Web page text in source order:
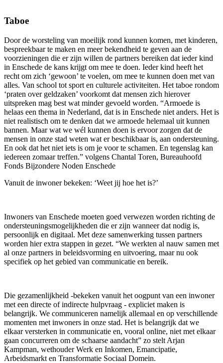
Taboe
Door de worsteling van moeilijk rond kunnen komen, met kinderen,
bespreekbaar te maken en meer bekendheid te geven aan de
voorzieningen die er zijn willen de partners bereiken dat ieder kind
in Enschede de kans krijgt om mee te doen. Ieder kind heeft het
recht om zich ‘gewoon’ te voelen, om mee te kunnen doen met van
alles. Van school tot sport en culturele activiteiten. Het taboe rondom
‘praten over geldzaken’ voorkomt dat mensen zich hierover
uitspreken mag best wat minder gevoeld worden. “Armoede is
helaas een thema in Nederland, dat is in Enschede niet anders. Het is
niet realistisch om te denken dat we armoede helemaal uit kunnen
bannen. Maar wat we wél kunnen doen is ervoor zorgen dat de
mensen in onze stad weten wat er beschikbaar is, aan ondersteuning.
En ook dat het niet iets is om je voor te schamen. En tegenslag kan
iedereen zomaar treffen.” volgens Chantal Toren, Bureauhoofd
Fonds Bijzondere Noden Enschede
Vanuit de inwoner bekeken: ‘Weet jij hoe het is?’
Inwoners van Enschede moeten goed verwezen worden richting de
ondersteuningsmogelijkheden die er zijn wanneer dat nodig is,
persoonlijk en digitaal. Met deze samenwerking tussen partners
worden hier extra stappen in gezet. “We werkten al nauw samen met
al onze partners in beleidsvorming en uitvoering, maar nu ook
specifiek op het gebied van communicatie en bereik.
Die gezamenlijkheid -bekeken vanuit het oogpunt van een inwoner
met een directe of indirecte hulpvraag - expliciet maken is
belangrijk. We communiceren namelijk allemaal en op verschillende
momenten met inwoners in onze stad. Het is belangrijk dat we
elkaar versterken in communicatie en, vooral online, niet met elkaar
gaan concurreren om de schaarse aandacht” zo stelt Arjan
Kampman, wethouder Werk en Inkomen, Emancipatie,
Arbeidsmarkt en Transformatie Sociaal Domein.